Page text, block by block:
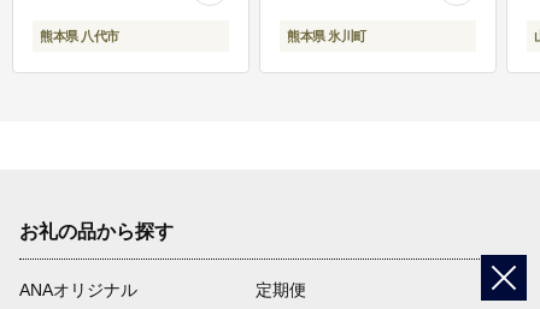
熊本県 八代市 熊本県 氷川町
お礼の品から探す
ANAオリジナル
定期便